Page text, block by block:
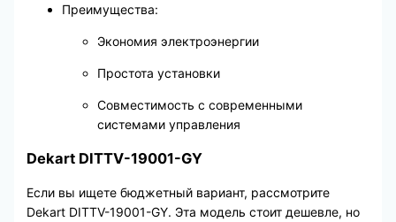
Преимущества:
Экономия электроэнергии
Простота установки
Совместимость с современными
системами управления
Dekart DITTV-19001-GY
Если вы ищете бюджетный вариант, рассмотрите
Dekart DITTV-19001-GY. Эта модель стоит дешевле, но